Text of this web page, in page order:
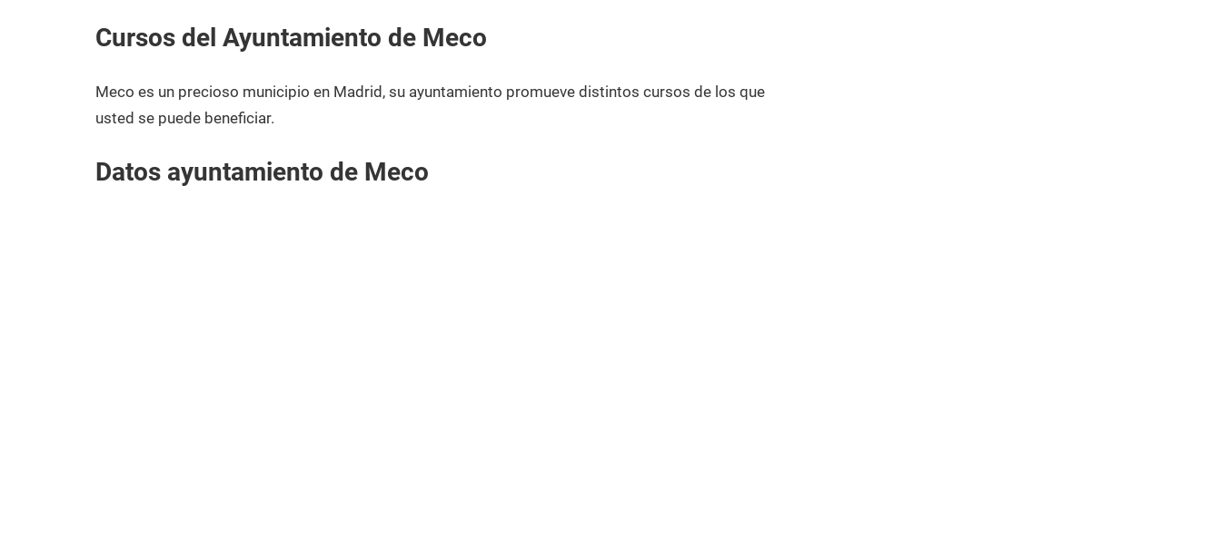
Cursos del Ayuntamiento de Meco
Meco es un precioso municipio en Madrid, su ayuntamiento promueve distintos cursos de los que
usted se puede beneficiar.
Datos ayuntamiento de Meco